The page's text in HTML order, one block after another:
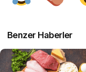
Benzer Haberler